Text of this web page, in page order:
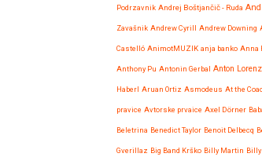
Podrzavnik Andrej Boštjančič - Ruda
Zavašnik Andrew Cyrill Andrew Downing
Castelló AnimotMUZIK anja banko Anna
Anthony Pu Antonin Gerbal Anton
Haberl Aruan Ortiz Asmodeus At the
pravice Avtorske prvaice Axel Dörner
Beletrina Benedict Taylor Benoit Delbecq
Gverillaz Big Band Krško Billy Martin